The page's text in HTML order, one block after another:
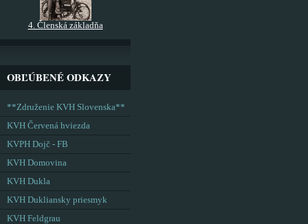
4. Členská základňa
OBĽÚBENÉ ODKAZY
**Združenie KVH Slovenska**
KVH Červená hviezda
KVPH Dojč - FB
KVH Domovina
KVH Dukla
KVH Dukliansky priesmyk
KVH Feldgrau